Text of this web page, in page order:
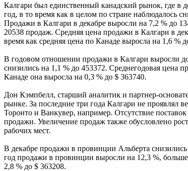
Калгари был единственный канадский рынок, где в
год, в то время как в целом по стране
Продажи в Калгари в декабре выросли на 7,2 % до
20538 продаж. Средняя цена продажи в Калгари в
время как средняя цена по Канаде выросла на 1,6 %
В годовом отношении продажи в Калгари выросли
снизились на 1,1 % до 453372. Среднегодовая цена
Канаде она выросла на 0,3 % до $ 363740.
Дон Кэмпбелл, старший аналитик и партнер-
рынке. За последние три года Калгари не проявлял
Торонто и Ванкувер, например. Отсутствие
продажи. Увеличение продаж также обусловлено
рабочих мест.
В декабре продажи в провинции Альберта
год продажи в провинции выросли на 12,3 %,
2,8 % до $ 363208.